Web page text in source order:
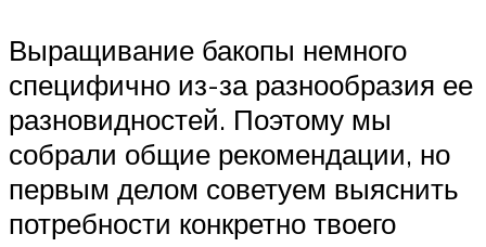
Выращивание бакопы немного
специфично из-за разнообразия ее
разновидностей. Поэтому мы
собрали общие рекомендации, но
первым делом советуем выяснить
потребности конкретно твоего